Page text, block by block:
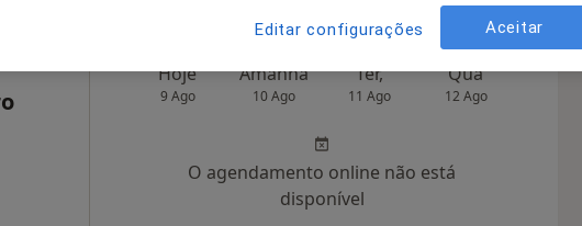
Hoje
9 Ago
Amanhã
10 Ago
Ter,
11 Ago
Qua
12 Ago
Qui,
O agendamento online não está
disponível
Editar configurações Aceitar